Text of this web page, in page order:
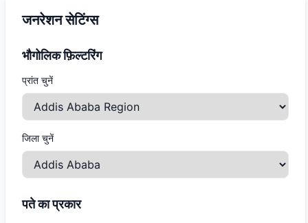
जनरेशन सेटिंग्स
भौगोलिक फ़िल्टरिंग
प्रांत चुनें
जिला चुनें
पते का प्रकार